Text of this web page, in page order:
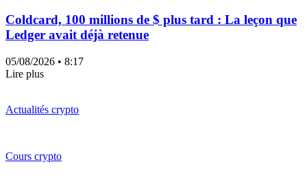
Coldcard, 100 millions de $ plus tard : La leçon que
Ledger avait déjà retenue
05/08/2026 • 8:17
Lire plus
Actualités crypto
Cours crypto